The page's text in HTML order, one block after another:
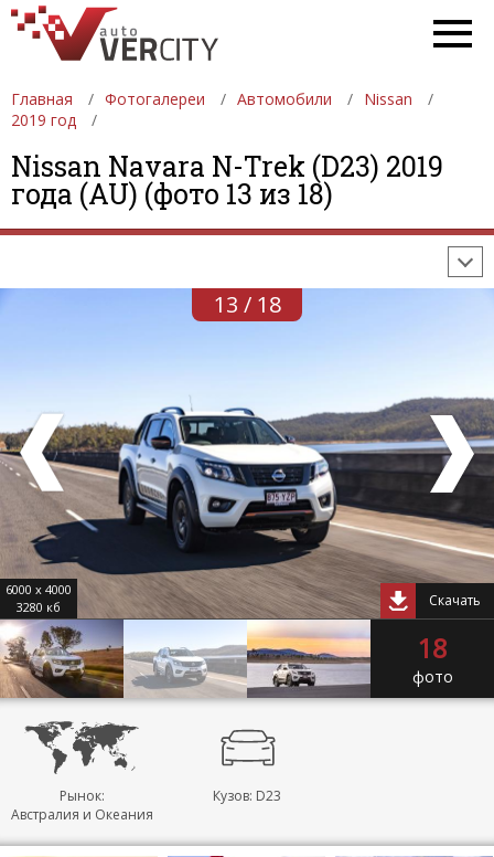
Главная Фотогалереи Автомобили
Nissan
2019 год
Nissan Navara N-Trek (D23) 2019
года (AU) (фото 13 из 18)
ФОТОГАЛЕРЕИ АВТОМОБИЛИ
ДЕВУШКИ
АВТОСАЛОНЫ
ФОРМУЛА-1
13 / 18
6000 x 4000
3280 кб
Скачать
18
фото
Рынок:
Австралия и Океания
Кузов: D23